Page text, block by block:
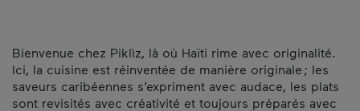
Bienvenue chez Piklìz, là où Haïti rime avec originalité.
Ici, la cuisine est réinventée de manière originale ; les
saveurs caribéennes s’expriment avec audace, les plats
sont revisités avec créativité et toujours préparés avec